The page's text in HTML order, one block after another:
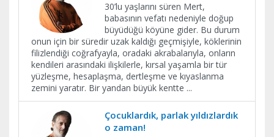
30’lu yaşlarını süren Mert,
babasının vefatı nedeniyle doğup
büyüdüğü köyüne gider. Bu durum
onun için bir süredir uzak kaldığı geçmişiyle, köklerinin
filizlendiği coğrafyayla, oradaki akrabalarıyla, onların
kendileri arasındaki ilişkilerle, kırsal yaşamla bir tür
yüzleşme, hesaplaşma, dertleşme ve kıyaslanma
zemini yaratır. Bir yandan büyük kentte ...
Çocuklardık, parlak yıldızlardık
o zaman!